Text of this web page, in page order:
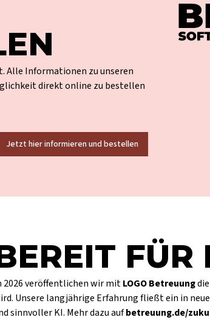
Alle Informationen zu unseren
direkt online zu bestellen
Jetzt hier informieren und bestellen
FÜR
2026 veröffentlichen wir mitLOGO Betreuung
Unsere langjährige Erfahrung fließt ein in
sinnvoller KI. Mehr dazu aufbetreuung.de/